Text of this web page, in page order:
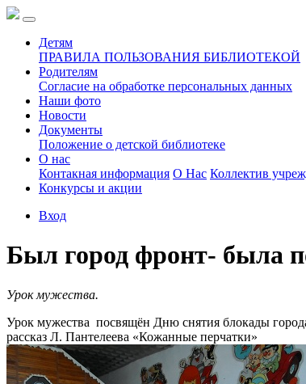
Детям
ПРАВИЛА ПОЛЬЗОВАНИЯ БИБЛИОТЕКОЙ
Родителям
Согласие на обработке персональных данных
Наши фото
Новости
Документы
Положение о детской библиотеке
О нас
Контакная информация О Нас Коллектив
Конкурсы и акции
Вход
Был город фронт- была
Урок мужества.
Урок мужества посвящён Дню снятия блокады
рассказ Л. Пантелеева «Кожанные перчатки»